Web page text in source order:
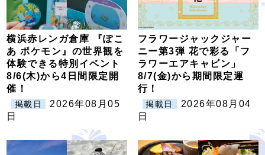
横浜赤レンガ倉庫 『ぽこ
あ ポケモン』の世界観を
体験できる特別イベント
8/6(木)から4日間限定開
催！
掲載日
2026年08月05
日
フラワージャックジャー
ニー第3弾 花で彩る「フ
ラワーエアキャビン」
8/7(金)から期間限定運
行！
掲載日
2026年08月04
日